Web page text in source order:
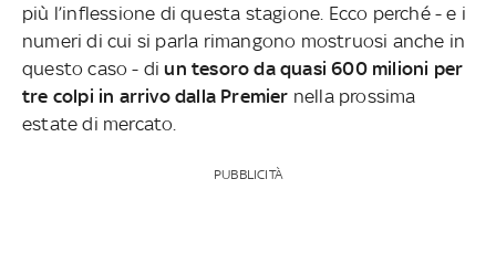
più l’inflessione di questa stagione. Ecco perché - e i
numeri di cui si parla rimangono mostruosi anche in
questo caso - diun tesoro da quasi 600 milioni per
tre colpi in arrivo dalla Premier nella prossima
estate di mercato.
PUBBLICITÀ